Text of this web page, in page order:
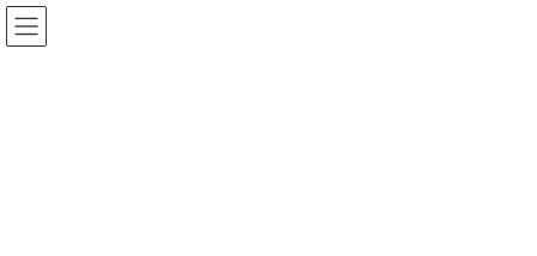
コ
ン
ナ
ビ
教材共有サイト2.0−高大連携歴史教育研究